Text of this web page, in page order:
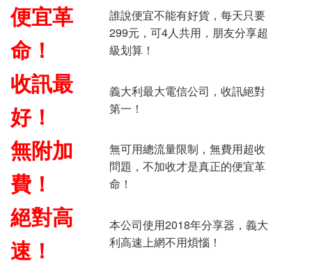
便宜革
命！
誰說便宜不能有好貨，每天只要
299元，可4人共用，朋友分享超
級划算！
收訊最
好！
義大利最大電信公司，收訊絕對
第一！
無附加
費！
無可用總流量限制，無費用超收
問題，不加收才是真正的便宜革
命！
絕對高
速！
本公司使用2018年分享器，義大
利高速上網不用煩惱！